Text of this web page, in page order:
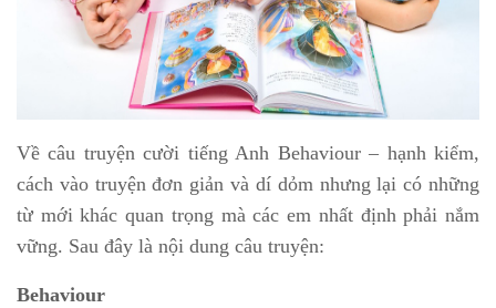
Về câu truyện cười tiếng Anh Behaviour – hạnh kiểm,
cách vào truyện đơn giản và dí dỏm nhưng lại có những
từ mới khác quan trọng mà các em nhất định phải nắm
vững. Sau đây là nội dung câu truyện:
Behaviour